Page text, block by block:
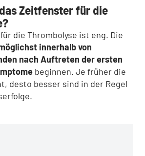
Zeitfenster für die
die Thrombolyse ist eng. Die
innerhalb von
nach Auftreten der ersten
beginnen. Je früher die
desto besser sind in der Regel